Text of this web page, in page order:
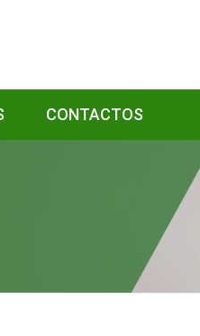
CONTACTOS